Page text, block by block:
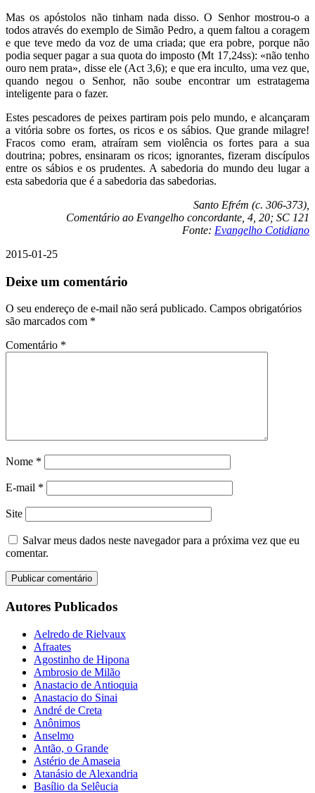
Mas os apóstolos não tinham nada disso. O Senhor mostrou-o a
todos através do exemplo de Simão Pedro, a quem faltou a coragem
e que teve medo da voz de uma criada; que era pobre, porque não
podia sequer pagar a sua quota do imposto (Mt 17,24ss): «não tenho
ouro nem prata», disse ele (Act 3,6); e que era inculto, uma vez que,
quando negou o Senhor, não soube encontrar um estratagema
inteligente para o fazer.
Estes pescadores de peixes partiram pois pelo mundo, e alcançaram
a vitória sobre os fortes, os ricos e os sábios. Que grande milagre!
Fracos como eram, atraíram sem violência os fortes para a sua
doutrina; pobres, ensinaram os ricos; ignorantes, fizeram discípulos
entre os sábios e os prudentes. A sabedoria do mundo deu lugar a
esta sabedoria que é a sabedoria das sabedorias.
Santo Efrém (c. 306-373),
Comentário ao Evangelho concordante, 4, 20; SC 121
Fonte: Evangelho Cotidiano
2015-01-25
Deixe um comentário
O seu endereço de e-mail não será publicado. Campos obrigatórios
são marcados com *
Comentário *
Nome *
E-mail *
Site
Salvar meus dados neste navegador para a próxima vez que eu
comentar.
Autores Publicados
Aelredo de Rielvaux
Afraates
Agostinho de Hipona
Ambrosio de Milão
Anastacio de Antioquia
Anastacio do Sinai
André de Creta
Anônimos
Anselmo
Antão, o Grande
Astério de Amaseia
Atanásio de Alexandria
Basílio da Selêucia